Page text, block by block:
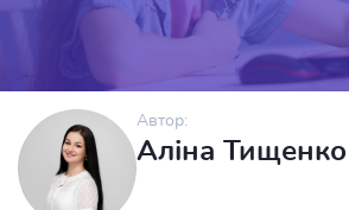
Автор:
Аліна Тищенко